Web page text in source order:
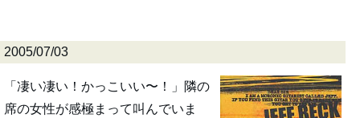
2005/07/03
「凄い凄い！かっこいい〜！」隣の
席の女性が感極まって叫んでいま